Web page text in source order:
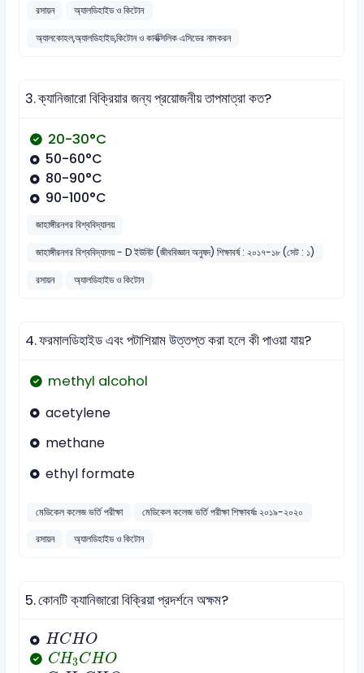
রসায়ন
অ্যালডিহাইড ও কিটোন
অ্যালকোহল,অ্যালডিহাইড,কিটোন ও কার্বক্সিলিক এসিডের নামকরন
3.ক্যানিজারো বিক্রিয়ার জন্য প্রয়োজনীয় তাপমাত্রা কত?
20-30°C
50-60°C
80-90°C
90-100°C
জাহাঙ্গীরনগর বিশ্ববিদ্যালয়
জাহাঙ্গীরনগর বিশ্ববিদ্যালয় - D ইউনিট (জীববিজ্ঞান অনুষদ) শিক্ষাবর্ষ : ২০১৭-১৮ (সেট : ১)
রসায়ন
অ্যালডিহাইড ও কিটোন
4.ফরমালডিহাইড এবং পটাশিয়াম উত্তপ্ত করা হলে কী পাওয়া যায়?
methyl alcohol
acetylene
methane
ethyl formate
মেডিকেল কলেজ ভর্তি পরীক্ষা
মেডিকেল কলেজ ভর্তি পরীক্ষা শিক্ষাবর্ষঃ ২০১৯-২০২০
রসায়ন
অ্যালডিহাইড ও কিটোন
5.কোনটি ক্যানিজারো বিক্রিয়া প্রদর্শনে অক্ষম?
HCHO
HCHO
CH3CHO
CH3CHO